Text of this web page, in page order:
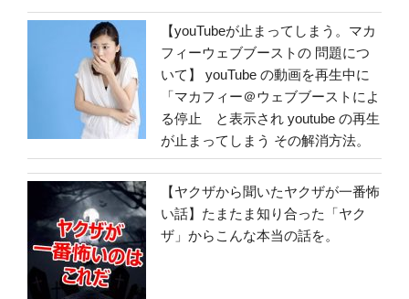
【youTubeが止まってしまう。マカ
フィーウェブブーストの 問題につ
いて】 youTube の動画を再生中に
「マカフィー＠ウェブブーストによ
る停止 と表示され youtube の再生
が止まってしまう その解消方法。
【ヤクザから聞いたヤクザが一番怖
い話】たまたま知り合った「ヤク
ザ」からこんな本当の話を。